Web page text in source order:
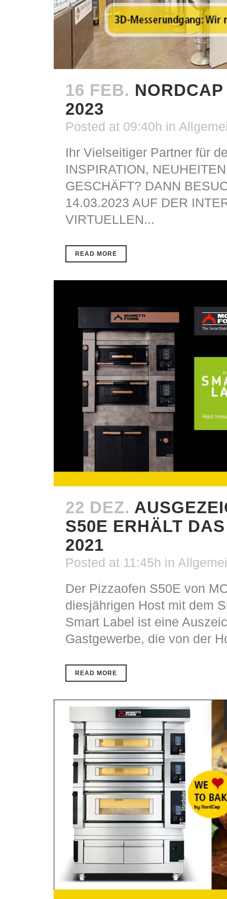
16 FEB.
2023
Posted at 09:40h in
Ihr Vielseitiger Partner für
INSPIRATION,
GESCHÄFT? DANN
14.03.2023 AUF DER
VIRTUELLEN...
READ MORE
22 DEZ.
S50E ERHÄLT
2021
Posted at 11:45h in
Der Pizzaofen S50E von
diesjährigen Host mit dem
Smart Label ist eine
Gastgewerbe, die von der
READ MORE